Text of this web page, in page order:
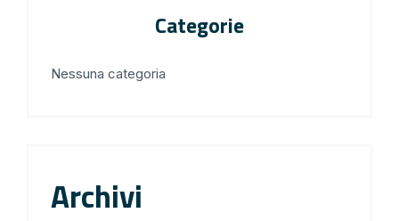
Categorie
Nessuna categoria
Archivi